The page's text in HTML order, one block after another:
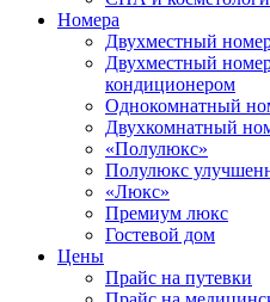
Номера
Двухместный
Двухместный
кондиционером
Однокомнатный
Двухкомнатный
«Полулюкс»
Полулюкс
«Люкс»
Премиум люкс
Гостевой дом
Цены
Прайс на путевки